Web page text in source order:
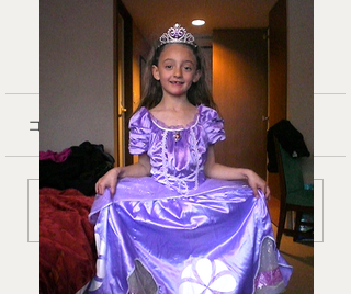
❄︎ In March
コメント
コメントを追加…